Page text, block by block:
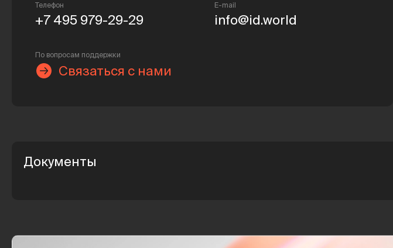
Телефон
+7 495 979-29-29
E-mail
info@id.world
По вопросам поддержки
Связаться с нами
Документы